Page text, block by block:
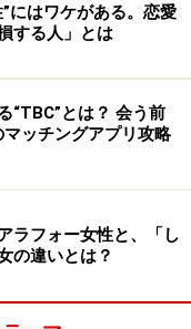
、ストレスが
で恋人の愚痴を吐
痴に見せかけた謙
聞くほうも気楽で
なモラハラである
自覚していなけれ
にはワケがある。恋愛
する人」とは
“TBC”とは？ 会う前
ッチングアプリ攻略
ラフォー女性と、「し
の違いとは？